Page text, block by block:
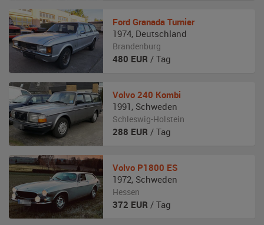
Ford Granada Turnier
1974, Deutschland
Brandenburg
480 EUR / Tag
Volvo 240 Kombi
1991 , Schweden
Schleswig-Holstein
288 EUR / Tag
Volvo P1800 ES
1972, Schweden
Hessen
372 EUR / Tag